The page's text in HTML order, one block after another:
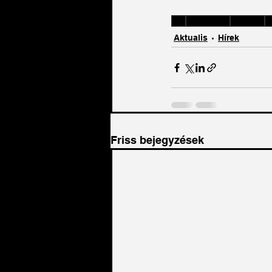
Aktualis
Hírek
Friss bejegyzések